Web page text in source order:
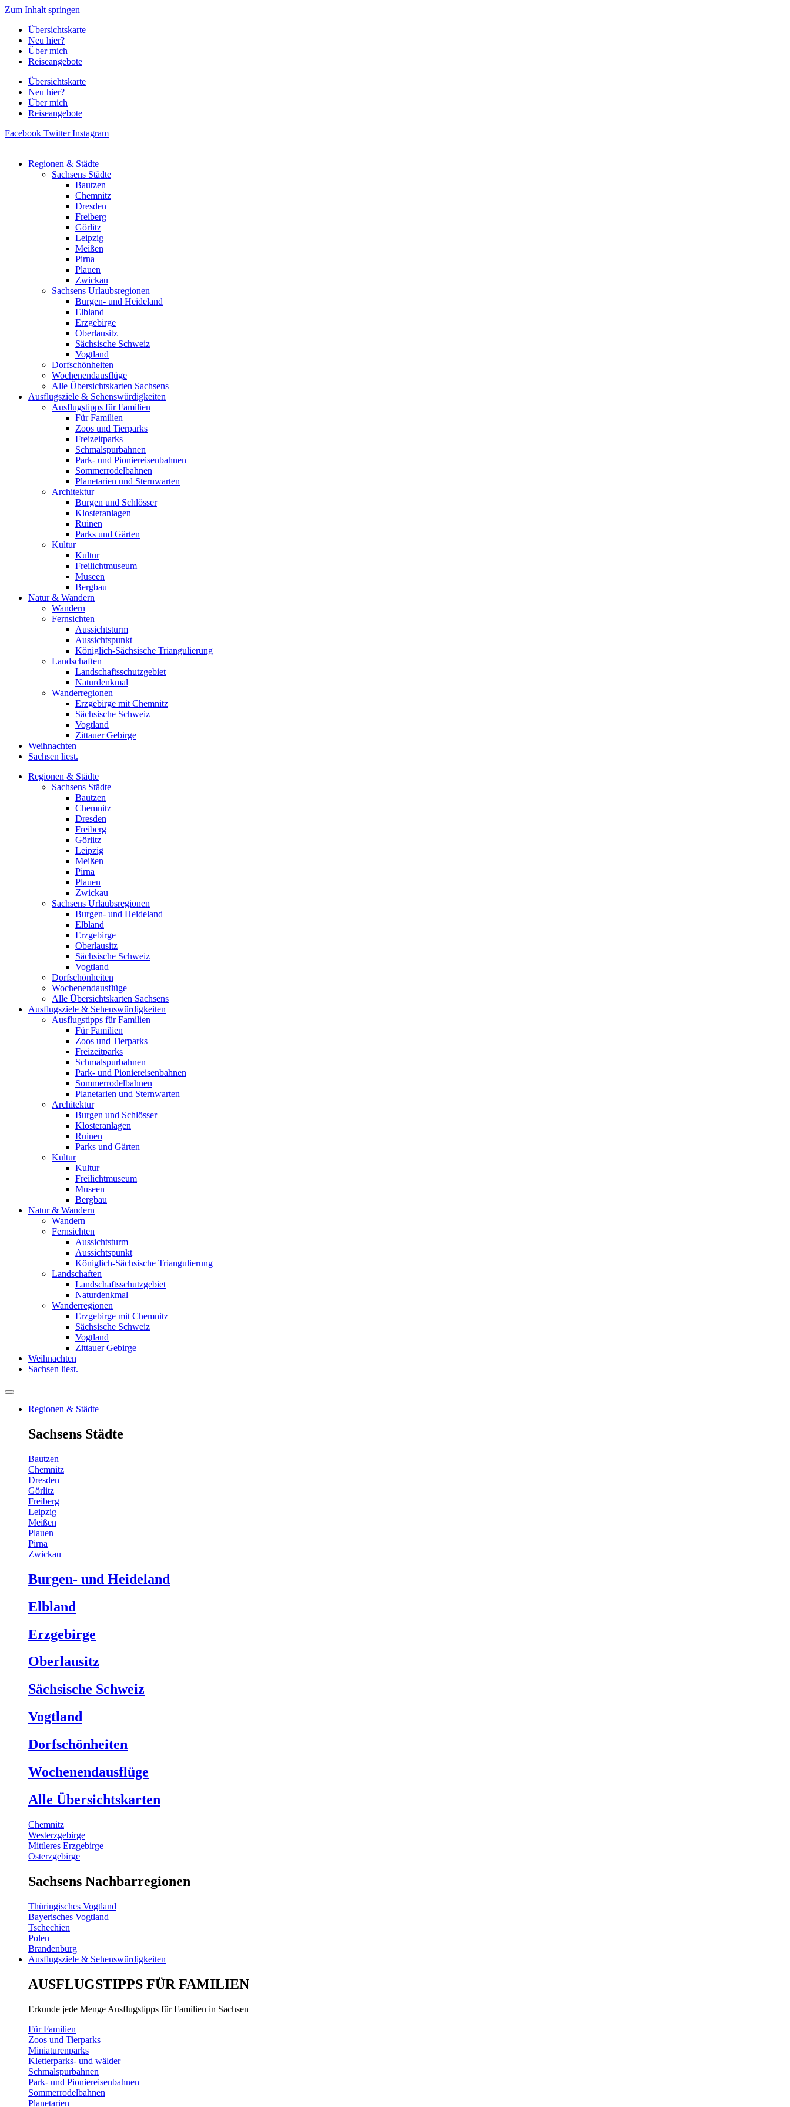
Zum Inhalt springen
Übersichtskarte
Neu hier?
Über mich
Reiseangebote
Übersichtskarte
Neu hier?
Über mich
Reiseangebote
Facebook Twitter Instagram
Regionen & Städte
Sachsens Städte
Bautzen
Chemnitz
Dresden
Freiberg
Görlitz
Leipzig
Meißen
Pirna
Plauen
Zwickau
Sachsens Urlaubsregionen
Burgen- und Heideland
Elbland
Erzgebirge
Oberlausitz
Sächsische Schweiz
Vogtland
Dorfschönheiten
Wochenendausflüge
Alle Übersichtskarten Sachsens
Ausflugsziele & Sehenswürdigkeiten
Ausflugstipps für Familien
Für Familien
Zoos und Tierparks
Freizeitparks
Schmalspurbahnen
Park- und Pioniereisenbahnen
Sommerrodelbahnen
Planetarien und Sternwarten
Architektur
Burgen und Schlösser
Klosteranlagen
Ruinen
Parks und Gärten
Kultur
Kultur
Freilichtmuseum
Museen
Bergbau
Natur & Wandern
Wandern
Fernsichten
Aussichtsturm
Aussichtspunkt
Königlich-Sächsische Triangulierung
Landschaften
Landschaftsschutzgebiet
Naturdenkmal
Wanderregionen
Erzgebirge mit Chemnitz
Sächsische Schweiz
Vogtland
Zittauer Gebirge
Weihnachten
Sachsen liest.
Regionen & Städte
Sachsens Städte
Bautzen
Chemnitz
Dresden
Freiberg
Görlitz
Leipzig
Meißen
Pirna
Plauen
Zwickau
Sachsens Urlaubsregionen
Burgen- und Heideland
Elbland
Erzgebirge
Oberlausitz
Sächsische Schweiz
Vogtland
Dorfschönheiten
Wochenendausflüge
Alle Übersichtskarten Sachsens
Ausflugsziele & Sehenswürdigkeiten
Ausflugstipps für Familien
Für Familien
Zoos und Tierparks
Freizeitparks
Schmalspurbahnen
Park- und Pioniereisenbahnen
Sommerrodelbahnen
Planetarien und Sternwarten
Architektur
Burgen und Schlösser
Klosteranlagen
Ruinen
Parks und Gärten
Kultur
Kultur
Freilichtmuseum
Museen
Bergbau
Natur & Wandern
Wandern
Fernsichten
Aussichtsturm
Aussichtspunkt
Königlich-Sächsische Triangulierung
Landschaften
Landschaftsschutzgebiet
Naturdenkmal
Wanderregionen
Erzgebirge mit Chemnitz
Sächsische Schweiz
Vogtland
Zittauer Gebirge
Weihnachten
Sachsen liest.
Regionen & Städte
Sachsens Städte
Bautzen
Chemnitz
Dresden
Görlitz
Freiberg
Leipzig
Meißen
Plauen
Pirna
Zwickau
Burgen- und Heideland
Elbland
Erzgebirge
Oberlausitz
Sächsische Schweiz
Vogtland
Dorfschönheiten
Wochenendausflüge
Alle Übersichtskarten
Chemnitz
Westerzgebirge
Mittleres Erzgebirge
Osterzgebirge
Sachsens Nachbarregionen
Thüringisches Vogtland
Bayerisches Vogtland
Tschechien
Polen
Brandenburg
Ausflugsziele & Sehenswürdigkeiten
AUSFLUGSTIPPS FÜR FAMILIEN
Erkunde jede Menge Ausflugstipps für Familien in Sachsen
Für Familien
Zoos und Tierparks
Miniaturenparks
Kletterparks- und wälder
Schmalspurbahnen
Park- und Pioniereisenbahnen
Sommerrodelbahnen
Planetarien